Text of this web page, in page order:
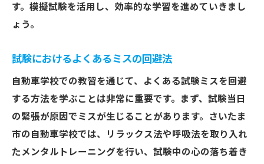
す。模擬試験を活用し、効率的な学習を進めていきまし
ょう。
試験におけるよくあるミスの回避法
自動車学校での教習を通じて、よくある試験ミスを回避
する方法を学ぶことは非常に重要です。まず、試験当日
の緊張が原因でミスが生じることがあります。さいたま
市の自動車学校では、リラックス法や呼吸法を取り入れ
たメンタルトレーニングを行い、試験中の心の落ち着き